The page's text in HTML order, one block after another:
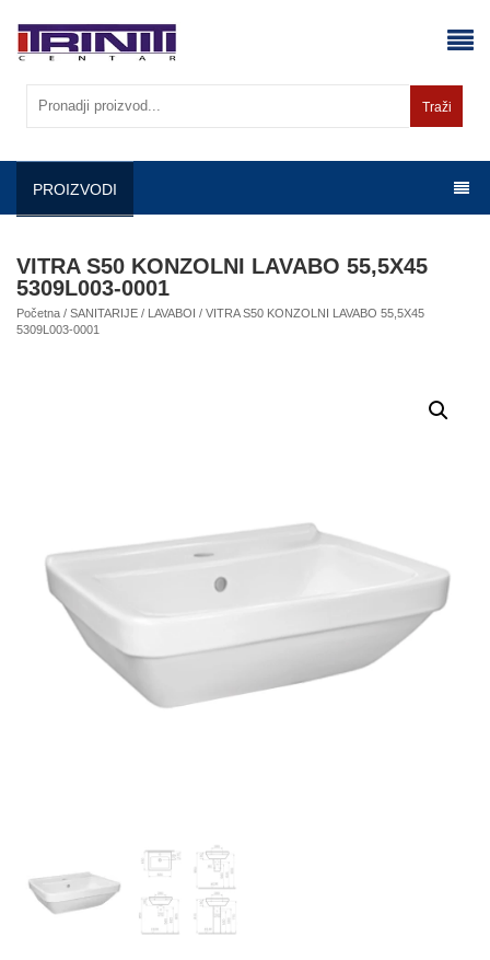
content
Traži
PROIZVODI
VITRA S50 KONZOLNI LAVABO 55,5X45
5309L003-0001
Početna / SANITARIJE / LAVABOI / VITRA S50 KONZOLNI LAVABO 55,5X45
5309L003-0001